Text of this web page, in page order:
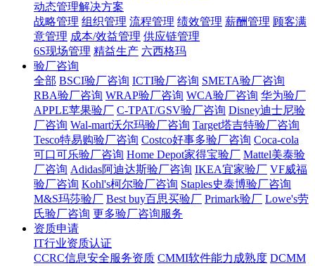
动态管理解决方案
战略管理 组织管理 流程管理 绩效管理 薪酬管理 顾客满
意管理 成本/效益管理 供应链管理
6S现场管理 精益生产 六西格玛
验厂咨询
全部 BSCI验厂咨询 ICTI验厂咨询 SMETA验厂咨询
RBA验厂咨询 WRAP验厂咨询 WCA验厂咨询 华为验厂
APPLE苹果验厂 C-TPAT/GSV验厂咨询 Disney迪士尼验
厂咨询 Wal-mart沃尔玛验厂咨询 Target塔吉特验厂咨询
Tesco特易购验厂咨询 Costco好事多验厂咨询 Coca-cola
可口可乐验厂咨询 Home Depot家得宝验厂 Mattel美泰验
厂咨询 Adidas阿迪达斯验厂咨询 IKEA宜家验厂 VF威福
验厂咨询 Kohl's柯尔验厂咨询 Staples史泰博验厂咨询
M&S玛莎验厂 Best buy百思买验厂 Primark验厂 Lowe's劳
氏验厂咨询 更多验厂咨询服务
资质申请
IT行业资质认证
CCRC信息安全服务资质 CMMI软件能力成熟度 DCMM